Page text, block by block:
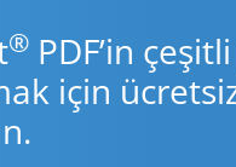
® PDF’in
için